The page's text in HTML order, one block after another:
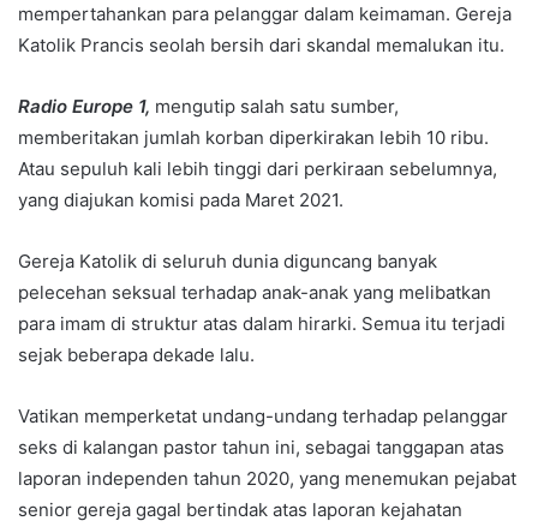
mempertahankan para pelanggar dalam keimaman. Gereja
Katolik Prancis seolah bersih dari skandal memalukan itu.
Radio Europe 1, mengutip salah satu sumber,
memberitakan jumlah korban diperkirakan lebih 10 ribu.
Atau sepuluh kali lebih tinggi dari perkiraan sebelumnya,
yang diajukan komisi pada Maret 2021.
Gereja Katolik di seluruh dunia diguncang banyak
pelecehan seksual terhadap anak-anak yang melibatkan
para imam di struktur atas dalam hirarki. Semua itu terjadi
sejak beberapa dekade lalu.
Vatikan memperketat undang-undang terhadap pelanggar
seks di kalangan pastor tahun ini, sebagai tanggapan atas
laporan independen tahun 2020, yang menemukan pejabat
senior gereja gagal bertindak atas laporan kejahatan